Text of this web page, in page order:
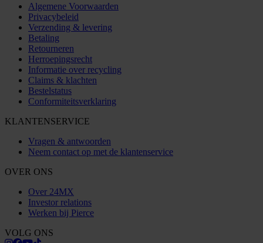
Algemene Voorwaarden
Privacybeleid
Verzending & levering
Betaling
Retourneren
Herroepingsrecht
Informatie over recycling
Claims & klachten
Bestelstatus
Conformiteitsverklaring
KLANTENSERVICE
Vragen & antwoorden
Neem contact op met de klantenservice
OVER ONS
Over 24MX
Investor relations
Werken bij Pierce
VOLG ONS